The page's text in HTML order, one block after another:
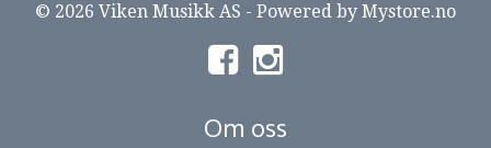
© 2026 Viken Musikk AS - Powered by Mystore.no
Om oss